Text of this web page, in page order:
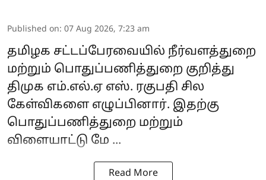
Published on: 07 Aug 2026, 7:23 am
தமிழக சட்டப்பேரவையில் நீர்வளத்துறை
மற்றும் பொதுப்பணித்துறை குறித்து
திமுக எம்.எல்.ஏ எஸ். ரகுபதி சில
கேள்விகளை எழுப்பினார். இதற்கு
பொதுப்பணித்துறை மற்றும்
விளையாட்டு மே ...
Read More